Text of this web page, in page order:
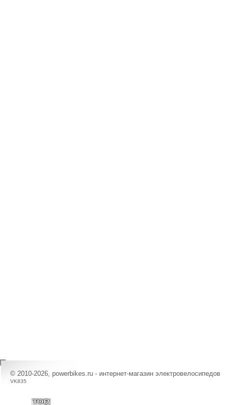
© 2010-2026, powerbikes.ru - интернет-магазин электровелосипедов
VK835